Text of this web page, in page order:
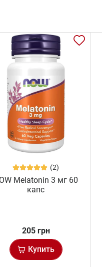
(2)
Melatonin 3 мг 60
капс
205 грн
Купить